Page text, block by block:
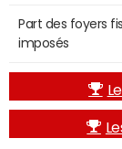
Part des foyers
imposés